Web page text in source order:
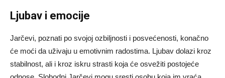
Ljubav i emocije
Jarčevi, poznati po svojoj ozbiljnosti i posvećenosti, konačno
će moći da uživaju u emotivnim radostima. Ljubav dolazi kroz
stabilnost, ali i kroz iskru strasti koja će osvežiti postojeće